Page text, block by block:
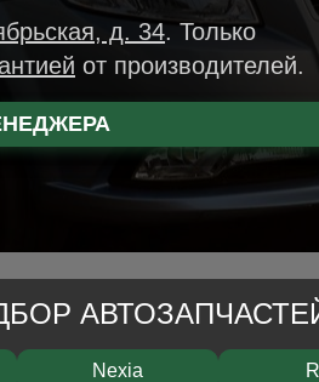
д. 34. Только
от производителей.
Nexia